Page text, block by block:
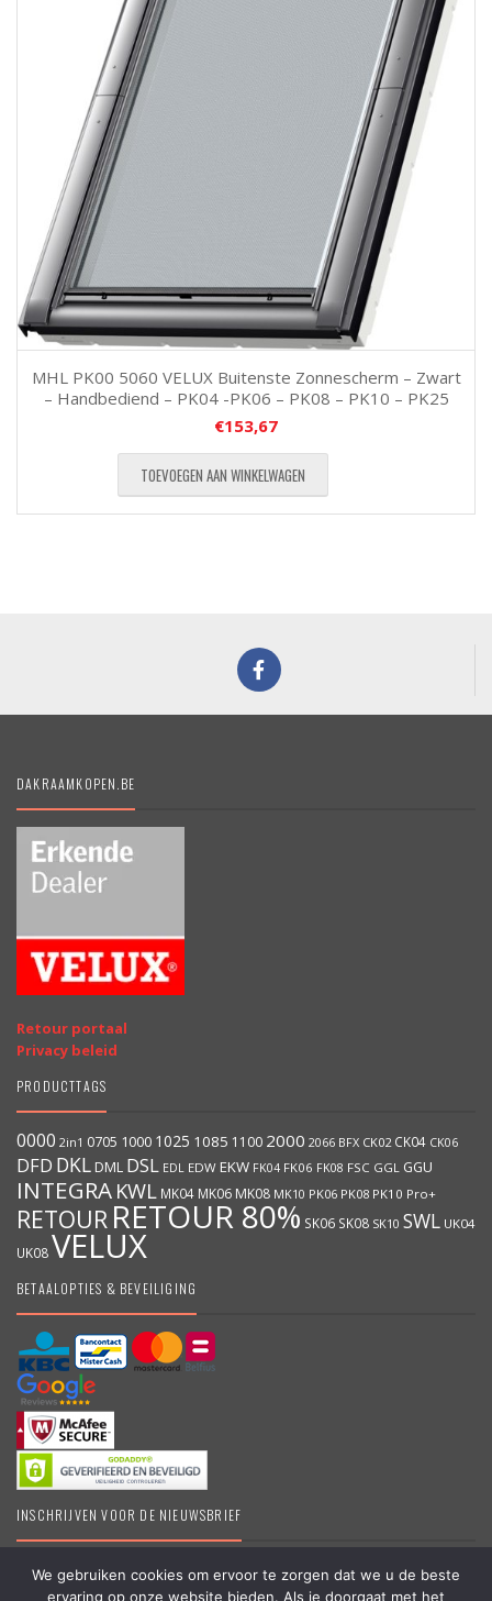
MHL PK00 5060 VELUX Buitenste Zonnescherm – Zwart
– Handbediend – PK04 -PK06 – PK08 – PK10 – PK25
€153,67
TOEVOEGEN AAN WINKELWAGEN
DAKRAAMKOPEN.BE
Retour portaal
Privacy beleid
PRODUCTTAGS
0000 2in1 0705 1000 1025 1085 1100 2000 2066 BFX CK02 CK04 CK06
DFD DKL DML DSL EDL EDW EKW FK04 FK06 FK08 FSC GGL GGU
INTEGRA KWL MK04 MK06 MK08 MK10 PK06 PK08 PK10 Pro+
RETOUR RETOUR 80% SK06 SK08 SK10 SWL UK04
UK08VELUX
BETAALOPTIES & BEVEILIGING
INSCHRIJVEN VOOR DE NIEUWSBRIEF
We gebruiken cookies om ervoor te zorgen dat we u de beste
ervaring op onze website bieden. Als je doorgaat met het